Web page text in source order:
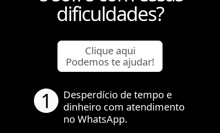
dificuldades?
Clique aqui
Podemos te ajudar!
1
Desperdício de tempo e
dinheiro com atendimento
no WhatsApp.